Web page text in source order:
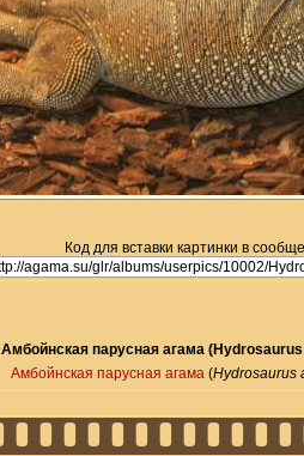
Код для вставки картинки в
Амбойнская парусная агама
Амбойнская парусная агама (Hydrosaurus